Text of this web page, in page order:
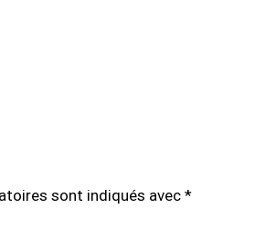
sont indiqués avec *